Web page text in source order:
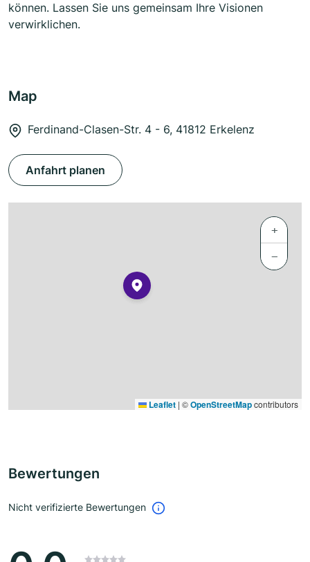
können. Lassen Sie uns gemeinsam Ihre Visionen
verwirklichen.
Map
Ferdinand-Clasen-Str. 4 - 6, 41812 Erkelenz
Anfahrt planen
+
−
Leaflet | ©OpenStreetMapcontributors
Bewertungen
Nicht verifizierte Bewertungen